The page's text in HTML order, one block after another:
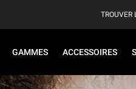
TROUVER
GAMMES ACCESSOIRES